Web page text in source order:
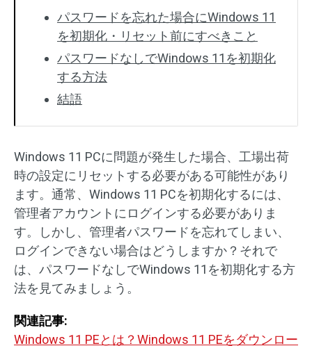
パスワードを忘れた場合にWindows 11
を初期化・リセット前にすべきこと
パスワードなしでWindows 11を初期化
する方法
結語
Windows 11 PCに問題が発生した場合、工場出荷
時の設定にリセットする必要がある可能性があり
ます。通常、Windows 11 PCを初期化するには、
管理者アカウントにログインする必要がありま
す。しかし、管理者パスワードを忘れてしまい、
ログインできない場合はどうしますか？それで
は、パスワードなしでWindows 11を初期化する方
法を見てみましょう。
関連記事:
Windows 11 PEとは？Windows 11 PEをダウンロー